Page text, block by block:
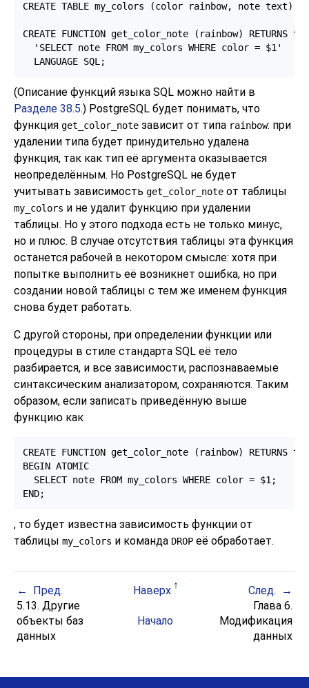
CREATE TABLE my_colors (color rainbow, note text);
CREATE FUNCTION get_color_note (rainbow) RETURNS
  'SELECT note FROM my_colors WHERE color = $1'
  LANGUAGE SQL;
(Описание функций языка SQL можно найти в
Разделе 38.5.) PostgreSQL будет понимать, что
функция get_color_note зависит от типа rainbow: при
удалении типа будет принудительно удалена
функция, так как тип её аргумента оказывается
неопределённым. Но PostgreSQL не будет
учитывать зависимость get_color_note от таблицы
my_colors и не удалит функцию при удалении
таблицы. Но у этого подхода есть не только минус,
но и плюс. В случае отсутствия таблицы эта функция
останется рабочей в некотором смысле: хотя при
попытке выполнить её возникнет ошибка, но при
создании новой таблицы с тем же именем функция
снова будет работать.
С другой стороны, при определении функции или
процедуры в стиле стандарта SQL её тело
разбирается, и все зависимости, распознаваемые
синтаксическим анализатором, сохраняются. Таким
образом, если записать приведённую выше
функцию как
CREATE FUNCTION get_color_note (rainbow) RETURNS
BEGIN ATOMIC
  SELECT note FROM my_colors WHERE color = $1;
END;
, то будет известна зависимость функции от
таблицы my_colors и команда DROP её обработает.
Пред. Наверх
След.
5.13. Другие
объекты баз
данных
Начало
Глава 6.
Модификация
данных